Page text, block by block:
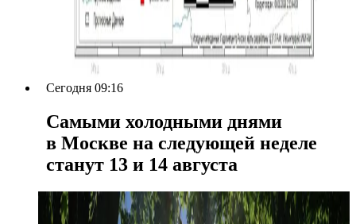
Сегодня 09:16
Самыми холодными днями
в Москве на следующей неделе
станут 13 и 14 августа